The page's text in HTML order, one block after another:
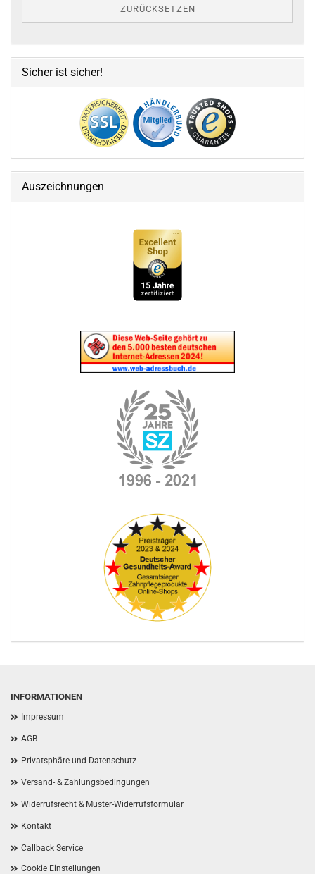
ZURÜCKSETZEN
Sicher ist sicher!
Auszeichnungen
INFORMATIONEN
Impressum
AGB
Privatsphäre und Datenschutz
Versand- & Zahlungsbedingungen
Widerrufsrecht & Muster-Widerrufsformular
Kontakt
Callback Service
Cookie Einstellungen